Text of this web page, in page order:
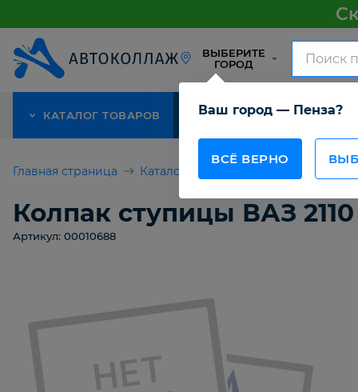
ВЫБЕРИТЕ
ГОРОД
Ваш город — Пенза?
ВСЁ ВЕРНО
КАТАЛОГ ТОВАРОВ АКЦИЯ О КОМПАНИИ
Главная страница Каталог товаров
Колпак ступицы ВАЗ
Артикул: 00010688